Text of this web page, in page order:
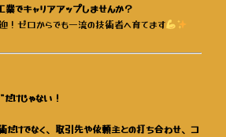
でキャリアアップしませんか？
！ゼロからでも一流の技術者へ育てます
けじゃない！
だけでなく、取引先や依頼主との打ち合わせ、コ